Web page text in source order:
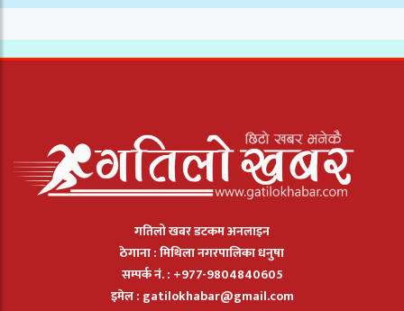
गतिलो खबर डटकम अनलाइन
ठेगाना : मिथिला नगरपालिका धनुषा
सम्पर्क नं. : +977-9804840605
इमेल : gatilokhabar@gmail.com